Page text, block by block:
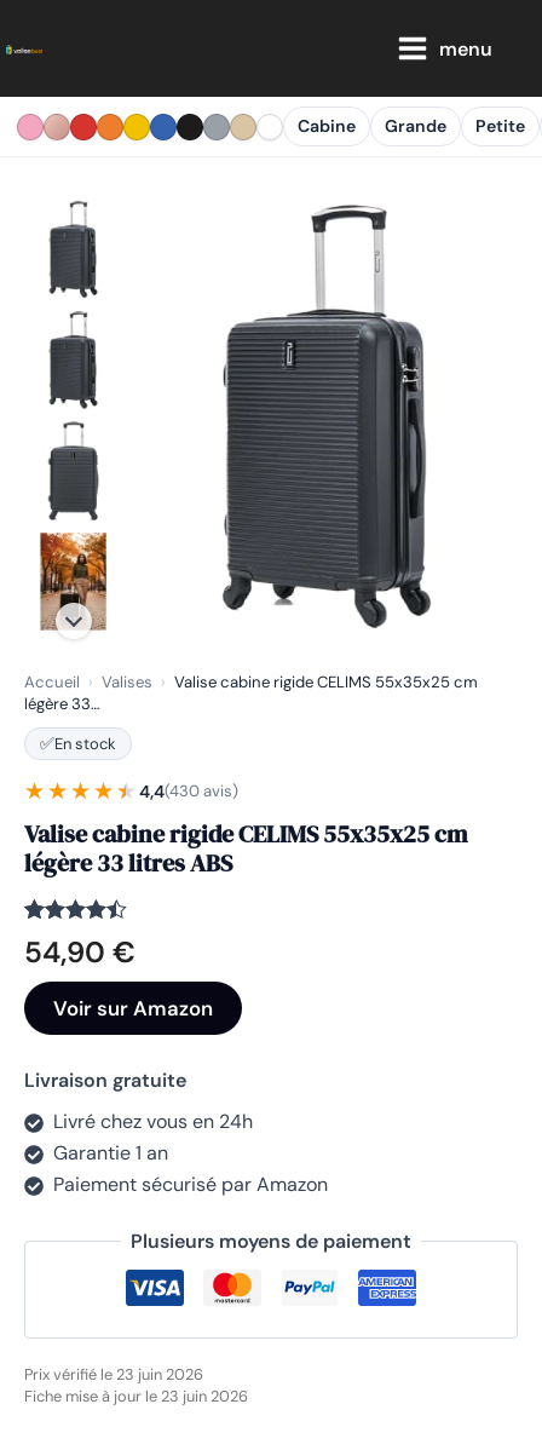
au
menu
Cabine Grande Petite
Accueil › Valises › Valise cabine rigide CELIMS 55x35x25 cm
légère 33…
✅En stock
★★★★★
★★★★★ 4,4(430 avis)
Valise cabine rigide CELIMS 55x35x25 cm
légère 33 litres ABS
Noté
4.4
sur 5
430
notations
client
54,90 €
Voir sur Amazon
Livraison gratuite
Livré chez vous en 24h
Garantie 1 an
Paiement sécurisé par Amazon
Plusieurs moyens de paiement
Prix vérifié le 23 juin 2026
Fiche mise à jour le 23 juin 2026